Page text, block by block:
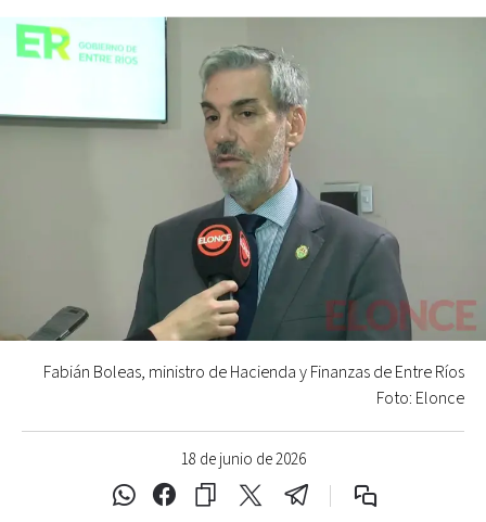
18 de junio de 2026
Fabián Boleas, ministro de Hacienda y Finanzas de Entre Ríos
Foto: Elonce